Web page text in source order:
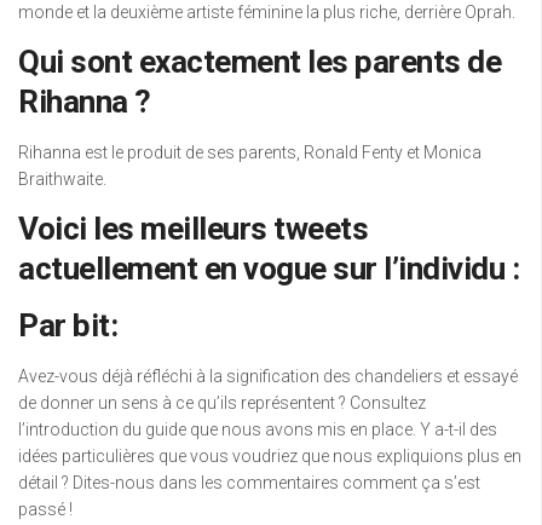
monde et la deuxième artiste féminine la plus riche, derrière Oprah.
Qui sont exactement les parents de
Rihanna ?
Rihanna est le produit de ses parents, Ronald Fenty et Monica
Braithwaite.
Voici les meilleurs tweets
actuellement en vogue sur l’individu :
Par bit:
Avez-vous déjà réfléchi à la signification des chandeliers et essayé
de donner un sens à ce qu’ils représentent ? Consultez
l’introduction du guide que nous avons mis en place. Y a-t-il des
idées particulières que vous voudriez que nous expliquions plus en
détail ? Dites-nous dans les commentaires comment ça s’est
passé !